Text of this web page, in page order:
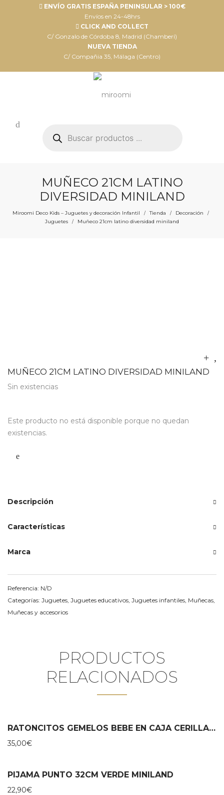
ENVÍO GRATIS ESPAÑA PENINSULAR > 100€
Envíos en 24-48hrs
CLICK AND COLLECT
C/ Gonzalo de Córdoba 8, Madrid (Chamberí)
NUEVA TIENDA
C/ Compañia 35, Málaga (Centro)
productos
MUÑECO 21CM LATINO
DIVERSIDAD MINILAND
Miroomi Deco Kids – Juguetes y decoración Infantil / Tienda / Decoración /
Juguetes / Muñeco 21cm latino diversidad miniland
MUÑECO 21CM LATINO DIVERSIDAD MINILAND
Sin existencias
Este producto no está disponible porque no quedan
existencias.
Descripción
Características
Marca
Referencia: N/D
Categorías: Juguetes Juguetes educativos Juguetes infantiles Muñecas
Muñecas y accesorios
PRODUCTOS
RELACIONADOS
RATONCITOS GEMELOS BEBE EN CAJA CERILLAS – MAILEG
35,00€
PIJAMA PUNTO 32CM VERDE MINILAND
22,90€